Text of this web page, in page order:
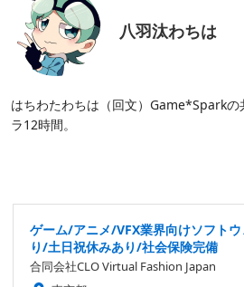
八羽汰わちは
はちわたわちは（回文）Game*Sparkの
ラ12時間。
ゲーム/アニメ/VFX業界向けソフト
り/土日祝休みあり/社会保険完備
合同会社CLO Virtual Fashion Japan